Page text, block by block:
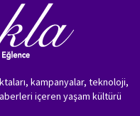
kampanyalar, teknoloji,
içeren yaşam kültürü